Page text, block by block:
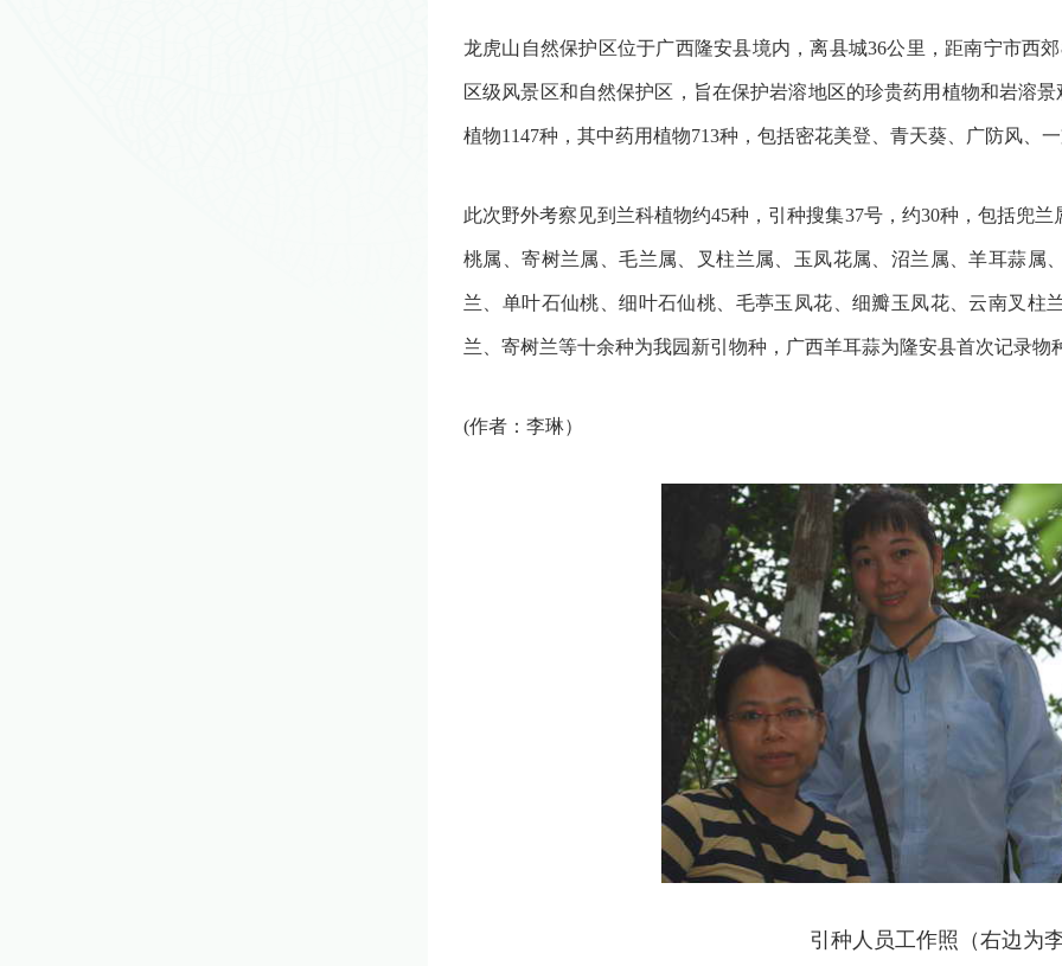
龙虎山自然保护区位于广西隆安县境内，离县城36公里，距南宁市西
区级风景区和自然保护区，旨在保护岩溶地区的珍贵药用植物和岩溶
植物1147种，其中药用植物713种，包括密花美登、青天葵、广防风、
此次野外考察见到兰科植物约45种，引种搜集37号，约30种，包括兜
桃属、寄树兰属、毛兰属、叉柱兰属、玉凤花属、沼兰属、羊耳蒜属
兰、单叶石仙桃、细叶石仙桃、毛葶玉凤花、细瓣玉凤花、云南叉柱
兰、寄树兰等十余种为我园新引物种，广西羊耳蒜为隆安县首次记录物
(作者：李琳）
引种人员工作照（右边为